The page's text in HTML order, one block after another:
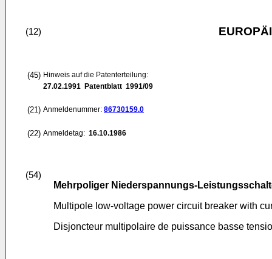
(12)
(45) Hinweis auf die Patenterteilung:
27.02.1991 Patentblatt 1991/09
(21) Anmeldenummer: 86730159.0
(22) Anmeldetag: 16.10.1986
(54)
Mehrpoliger Niederspannungs-
Multipole low-voltage power circuit breaker with
Disjoncteur multipolaire de puissance basse